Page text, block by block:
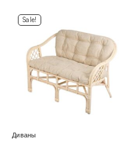
Sale!
Диваны